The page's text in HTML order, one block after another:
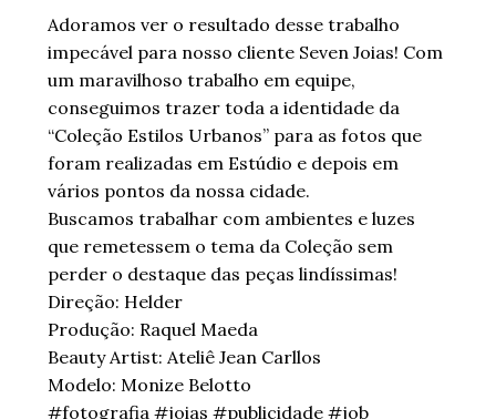
Adoramos ver o resultado desse trabalho
impecável para nosso cliente Seven Joias! Com
um maravilhoso trabalho em equipe,
conseguimos trazer toda a identidade da
“Coleção Estilos Urbanos” para as fotos que
foram realizadas em Estúdio e depois em
vários pontos da nossa cidade.
Buscamos trabalhar com ambientes e luzes
que remetessem o tema da Coleção sem
perder o destaque das peças lindíssimas!
Direção: Helder
Produção: Raquel Maeda
Beauty Artist: Ateliê Jean Carllos
Modelo: Monize Belotto
#fotografia #joias #publicidade #job